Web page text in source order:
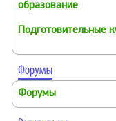
образование
Подготовительные
Форумы